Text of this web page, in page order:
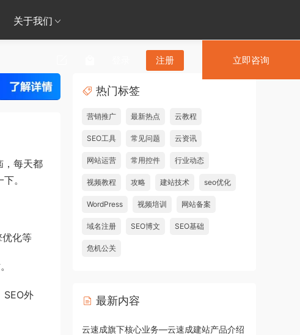
关于我们
注册 立即咨询
每天都
。
化等
外
热门标签
营销推广 最新热点 云教程
SEO工具 常见问题 云资讯
网站运营 常用控件 行业动态
视频教程 攻略 建站技术 seo优化
WordPress 视频培训 网站备案
域名注册 SEO博文 SEO基础
危机公关
最新内容
云速成旗下核心业务—云速成建站产品介绍